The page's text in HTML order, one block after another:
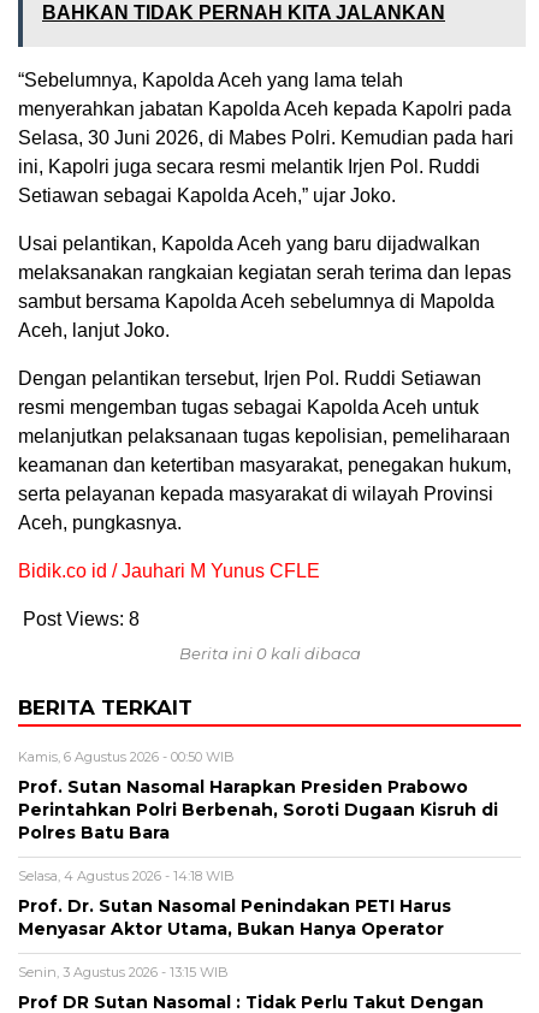
BAHKAN TIDAK PERNAH KITA JALANKAN
“Sebelumnya, Kapolda Aceh yang lama telah
menyerahkan jabatan Kapolda Aceh kepada Kapolri pada
Selasa, 30 Juni 2026, di Mabes Polri. Kemudian pada hari
ini, Kapolri juga secara resmi melantik Irjen Pol. Ruddi
Setiawan sebagai Kapolda Aceh,” ujar Joko.
Usai pelantikan, Kapolda Aceh yang baru dijadwalkan
melaksanakan rangkaian kegiatan serah terima dan lepas
sambut bersama Kapolda Aceh sebelumnya di Mapolda
Aceh, lanjut Joko.
Dengan pelantikan tersebut, Irjen Pol. Ruddi Setiawan
resmi mengemban tugas sebagai Kapolda Aceh untuk
melanjutkan pelaksanaan tugas kepolisian, pemeliharaan
keamanan dan ketertiban masyarakat, penegakan hukum,
serta pelayanan kepada masyarakat di wilayah Provinsi
Aceh, pungkasnya.
Bidik.co id / Jauhari M Yunus CFLE
Post Views: 8
Berita ini 0 kali dibaca
BERITA TERKAIT
Kamis, 6 Agustus 2026 - 00:50 WIB
Prof. Sutan Nasomal Harapkan Presiden Prabowo
Perintahkan Polri Berbenah, Soroti Dugaan Kisruh di
Polres Batu Bara
Selasa, 4 Agustus 2026 - 14:18 WIB
Prof. Dr. Sutan Nasomal Penindakan PETI Harus
Menyasar Aktor Utama, Bukan Hanya Operator
Senin, 3 Agustus 2026 - 13:15 WIB
Prof DR Sutan Nasomal : Tidak Perlu Takut Dengan